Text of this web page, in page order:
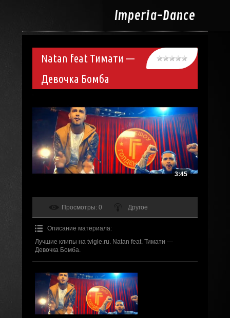
Imperia-Dance
Natan feat Тимати —
Девочка Бомба
3:45
Просмотры: 0 Другое
Описание материала:
Лучшие клипы на tvigle.ru. Natan feat. Тимати —
Девочка Бомба.